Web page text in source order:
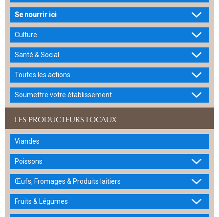
Se nourrir ici
Culture
Santé & Social
Toutes les actions
Soumettre votre établissement
LES PRODUCTEURS LOCAUX
Viandes
Poissons
Œufs, Fromages & Produits laitiers
Fruits & Légumes